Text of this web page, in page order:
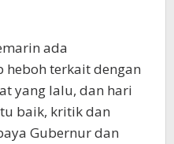
ada
heboh terkait dengan
yang lalu, dan hari
baik, kritik dan
Gubernur dan